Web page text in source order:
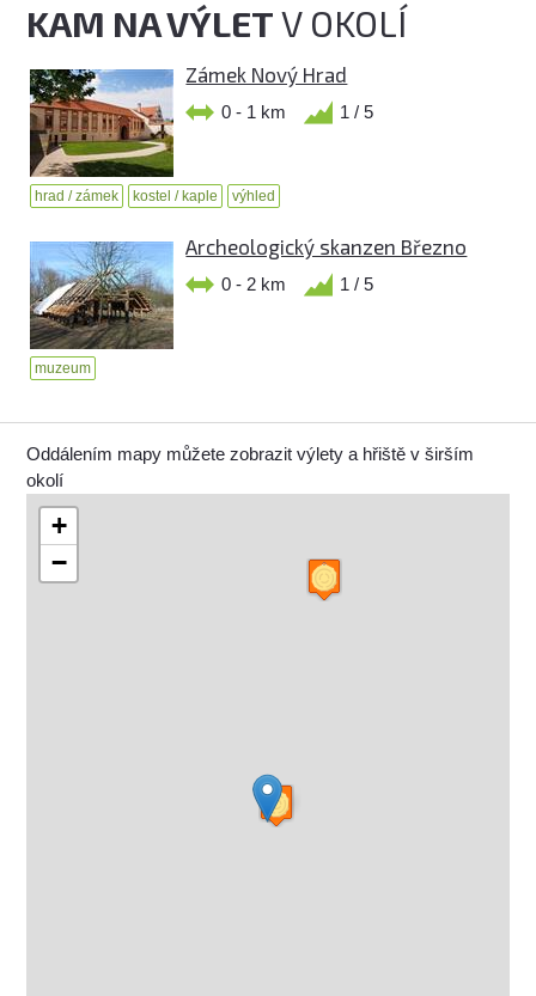
KAM NA VÝLETV OKOLÍ
Zámek Nový Hrad
0 - 1 km 1 / 5
hrad / zámek kostel / kaple výhled
Archeologický skanzen Březno
0 - 2 km 1 / 5
muzeum
Oddálením mapy můžete zobrazit výlety a hřiště v širším
okolí
+
−